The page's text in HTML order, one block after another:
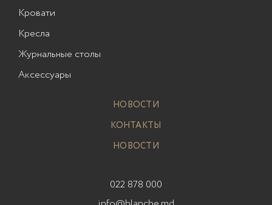
Кровати
Кресла
Журнальные столы
Аксессуары
НОВОСТИ
КОНТАКТЫ
НОВОСТИ
022 878 000